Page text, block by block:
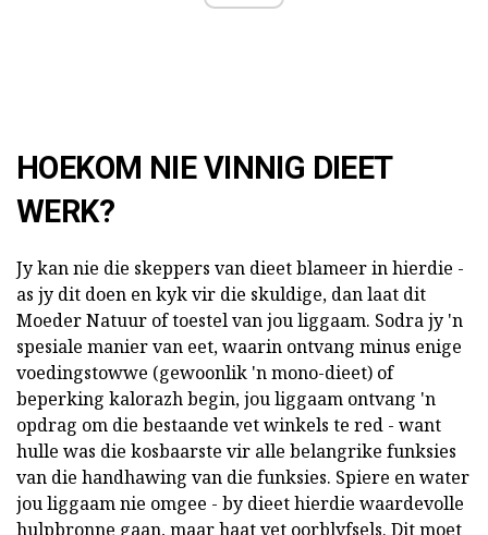
HOEKOM NIE VINNIG DIEET
WERK?
Jy kan nie die skeppers van dieet blameer in hierdie -
as jy dit doen en kyk vir die skuldige, dan laat dit
Moeder Natuur of toestel van jou liggaam. Sodra jy 'n
spesiale manier van eet, waarin ontvang minus enige
voedingstowwe (gewoonlik 'n mono-dieet) of
beperking kalorazh begin, jou liggaam ontvang 'n
opdrag om die bestaande vet winkels te red - want
hulle was die kosbaarste vir alle belangrike funksies
van die handhawing van die funksies. Spiere en water
jou liggaam nie omgee - by dieet hierdie waardevolle
hulpbronne gaan, maar haat vet oorblyfsels. Dit moet